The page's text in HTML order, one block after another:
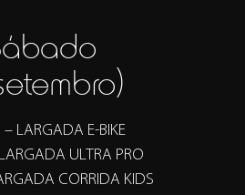
LARGADA E-BIKE
ULTRA PRO
CORRIDA KIDS